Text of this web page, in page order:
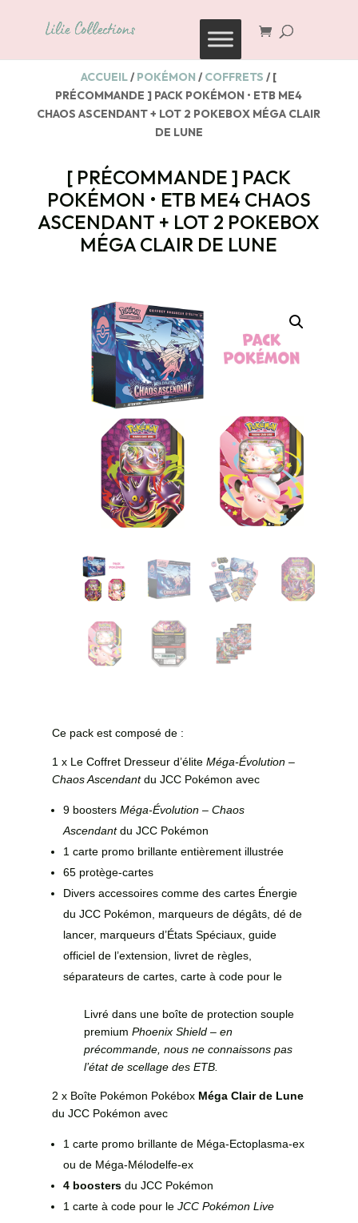
ACCUEIL/ POKÉMON / COFFRETS / [
PRÉCOMMANDE ] PACK POKÉMON • ETB ME4
CHAOS ASCENDANT + LOT 2 POKEBOX MÉGA CLAIR
DE LUNE
[ PRÉCOMMANDE ] PACK
POKÉMON • ETB ME4 CHAOS
ASCENDANT + LOT 2 POKEBOX
MÉGA CLAIR DE LUNE
Ce pack est composé de :
1 x Le Coffret Dresseur d’élite Méga-Évolution –
Chaos Ascendantdu JCC Pokémon avec
9 boosters Méga-Évolution – Chaos
Ascendantdu JCC Pokémon
1 carte promo brillante entièrement illustrée
65 protège-cartes
Divers accessoires comme des cartes Énergie
du JCC Pokémon, marqueurs de dégâts, dé de
lancer, marqueurs d’États Spéciaux, guide
officiel de l’extension, livret de règles,
séparateurs de cartes, carte à code pour le
Livré dans une boîte de protection souple
premium Phoenix Shield – en
précommande, nous ne connaissons pas
l’état de scellage des ETB.
2 x Boîte Pokémon Pokébox Méga Clair de Lune
du JCC Pokémon avec
1 carte promo brillante de Méga-Ectoplasma-ex
ou de Méga-Mélodelfe-ex
4 boostersdu JCC Pokémon
1 carte à code pour le JCC Pokémon Live